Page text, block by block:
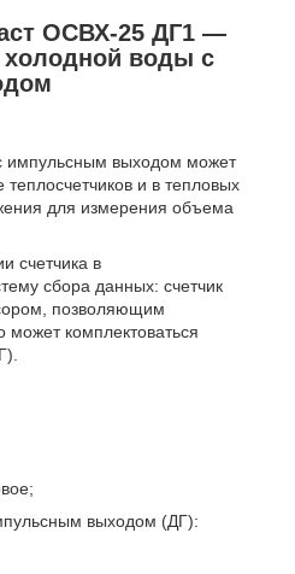
ОСВХ‑25 ДГ1 —
холодной воды с
импульсным выходoм может
теплосчетчиков и в тепловых
для измерения объема
счетчика в
сбора данных: счетчик
позволяющим
комплектоваться
выходом (ДГ):